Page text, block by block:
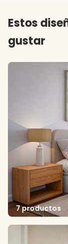
Estos
gustar
7 productos